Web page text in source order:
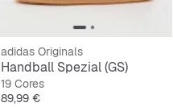
adidas Originals
Handball Spezial (GS)
19 Cores
Preço
89,99 €